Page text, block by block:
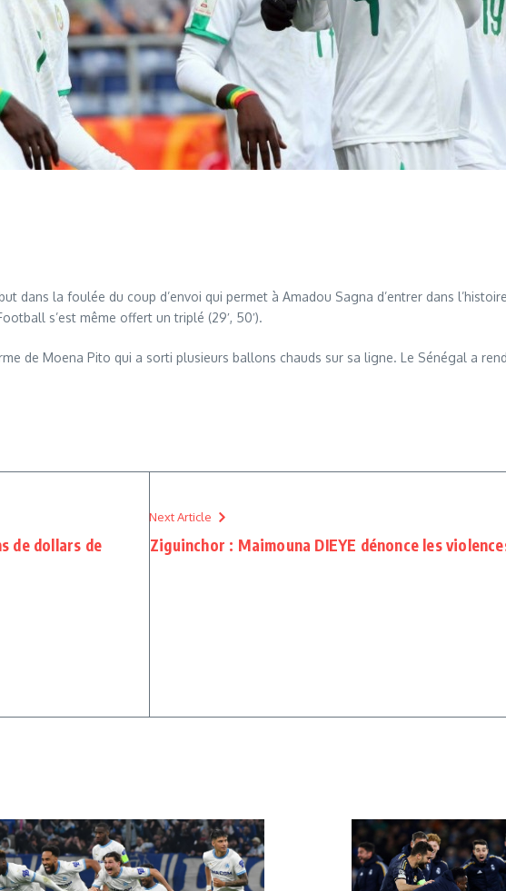
dans la foulée du coup d’envoi qui permet à Amadou Sagna d’entrer dans
s’est même offert un triplé (29′, 50′).
de Moena Pito qui a sorti plusieurs ballons chauds sur sa ligne. Le Sénégal a
de dollars de
Next Article
Ziguinchor : Maimouna DIEYE dénonce les